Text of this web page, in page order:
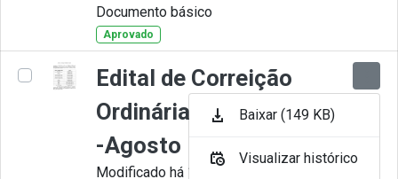
Documento básico
Aprovado
Edital de Correição
Ordinária nº 008-2024
-Agosto
Modificado há 11 Meses por Juliana
Baixar (149 KB)
Visualizar histórico